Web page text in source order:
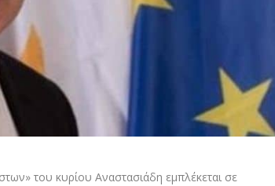
του κυρίου Αναστασιάδη εμπλέκεται σε